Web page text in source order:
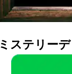
ミステリー